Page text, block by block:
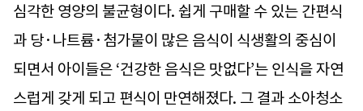
심각한 영양의 불균형이다. 쉽게 구매할 수 있는 간편식
과 당·나트륨·첨가물이 많은 음식이 식생활의 중심이
되면서 아이들은 ‘건강한 음식은 맛없다’는 인식을 자연
스럽게 갖게 되고 편식이 만연해졌다. 그 결과 소아청소